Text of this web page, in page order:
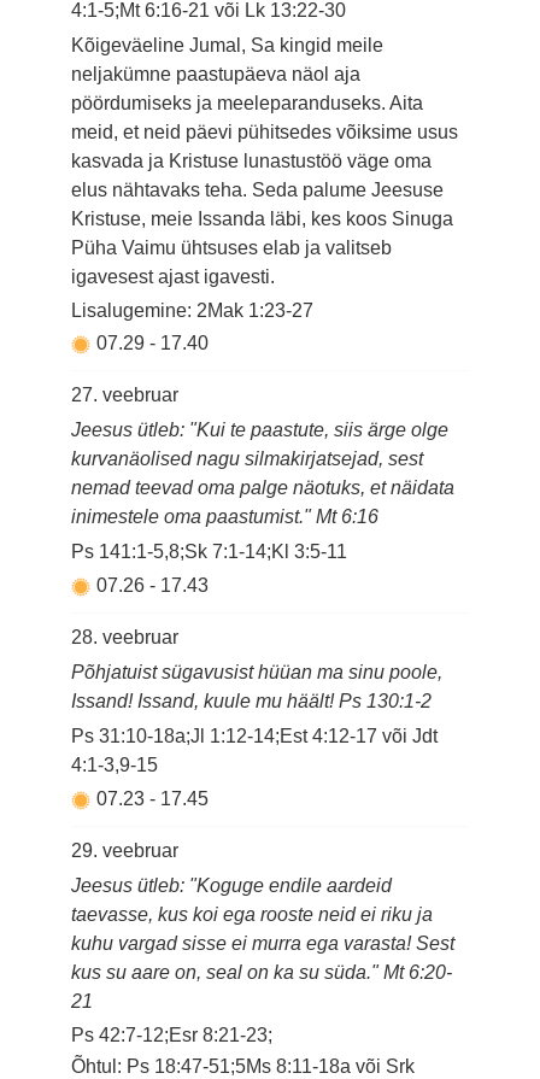
4:1-5;Mt 6:16-21 või Lk 13:22-30
Kõigeväeline Jumal, Sa kingid meile
neljakümne paastupäeva näol aja
pöördumiseks ja meeleparanduseks. Aita
meid, et neid päevi pühitsedes võiksime usus
kasvada ja Kristuse lunastustöö väge oma
elus nähtavaks teha. Seda palume Jeesuse
Kristuse, meie Issanda läbi, kes koos Sinuga
Püha Vaimu ühtsuses elab ja valitseb
igavesest ajast igavesti.
Lisalugemine: 2Mak 1:23-27
07.29- 17.40
27. veebruar
Jeesus ütleb: "Kui te paastute, siis ärge olge
kurvanäolised nagu silmakirjatsejad, sest
nemad teevad oma palge näotuks, et näidata
inimestele oma paastumist." Mt 6:16
Ps 141:1-5,8;Sk 7:1-14;Kl 3:5-11
07.26- 17.43
28. veebruar
Põhjatuist sügavusist hüüan ma sinu poole,
Issand! Issand, kuule mu häält! Ps 130:1-2
Ps 31:10-18a;Jl 1:12-14;Est 4:12-17 või Jdt
4:1-3,9-15
07.23- 17.45
29. veebruar
Jeesus ütleb: "Koguge endile aardeid
taevasse, kus koi ega rooste neid ei riku ja
kuhu vargad sisse ei murra ega varasta! Sest
kus su aare on, seal on ka su süda." Mt 6:20-
21
Ps 42:7-12;Esr 8:21-23;
Õhtul: Ps 18:47-51;5Ms 8:11-18a või Srk